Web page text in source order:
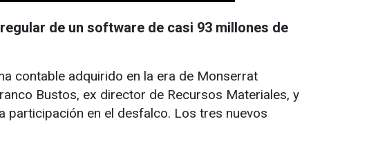
de un software de casi 93 millones de
contable adquirido en la era de Monserrat
Bustos, ex director de Recursos Materiales, y
participación en el desfalco. Los tres nuevos